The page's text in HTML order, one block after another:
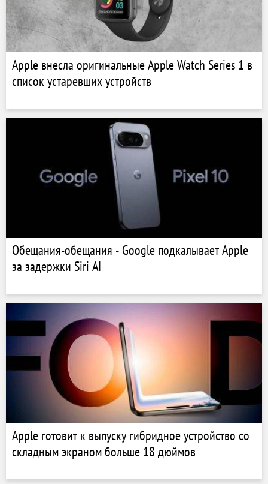
Apple внесла оригинальные Apple Watch Series 1 в
список устаревших устройств
Обещания-обещания - Google подкалывает Apple
за задержки Siri AI
Apple готовит к выпуску гибридное устройство со
складным экраном больше 18 дюймов